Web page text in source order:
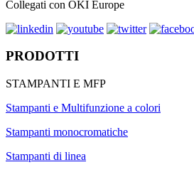
Collegati con OKI Europe
PRODOTTI
STAMPANTI E MFP
Stampanti e Multifunzione a colori
Stampanti monocromatiche
Stampanti di linea